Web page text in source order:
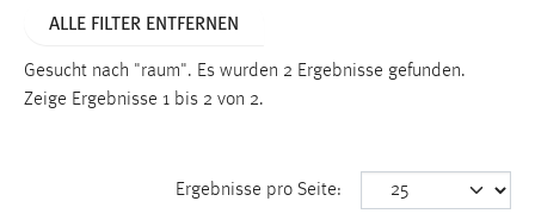
ALLE FILTER ENTFERNEN
Gesucht nach "raum". Es wurden 2 Ergebnisse gefunden.
Zeige Ergebnisse 1 bis 2 von 2.
Ergebnisse pro Seite:
Funktionen und sind für die einwandfreie Funktion der
Einverständnis
cookie_consent